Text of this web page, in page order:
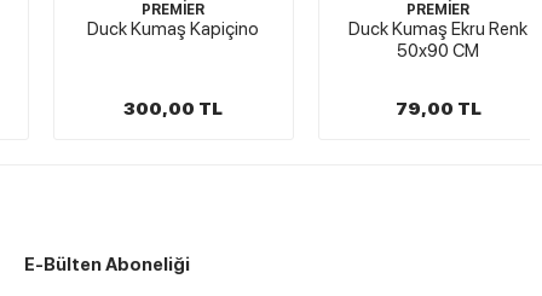
PREMİER
Duck Kumaş Kapiçino
300,00 TL
PREMİER
Duck Kumaş Ekru Renk
50x90 CM
79,00 TL
E-Bülten Aboneliği